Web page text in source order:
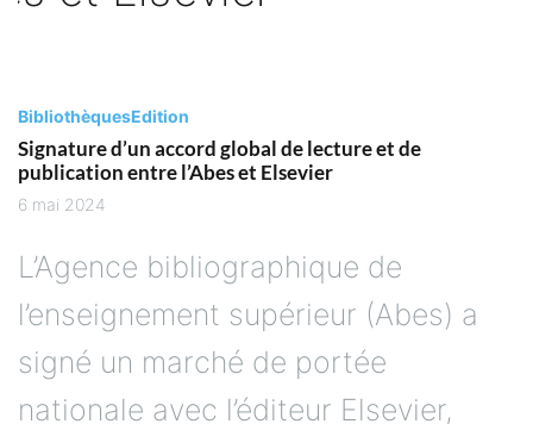
BibliothèquesEdition
Signature d’un accord global de lecture et de
publication entre l’Abes et Elsevier
6 mai 2024
L’Agence bibliographique de
l’enseignement supérieur (Abes) a
signé un marché de portée
nationale avec l’éditeur Elsevier,